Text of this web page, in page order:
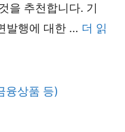
을 추천합니다. 기
발행에 대한 … 더 읽
융상품 등)